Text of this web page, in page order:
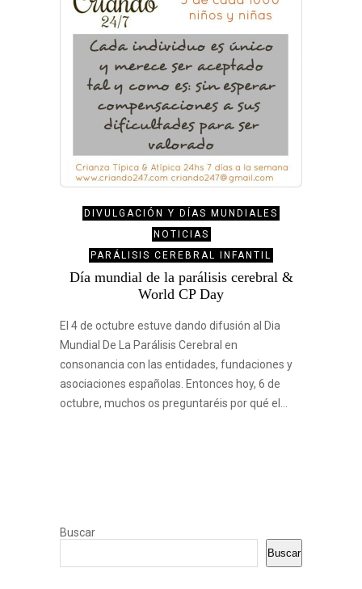
DIVULGACIÓN Y DÍAS MUNDIALES
NOTICIAS
PARÁLISIS CEREBRAL INFANTIL
Día mundial de la parálisis cerebral &
World CP Day
El 4 de octubre estuve dando difusión al Dia
Mundial De La Parálisis Cerebral en
consonancia con las entidades, fundaciones y
asociaciones españolas. Entonces hoy, 6 de
octubre, muchos os preguntaréis por qué el…
Buscar
Buscar